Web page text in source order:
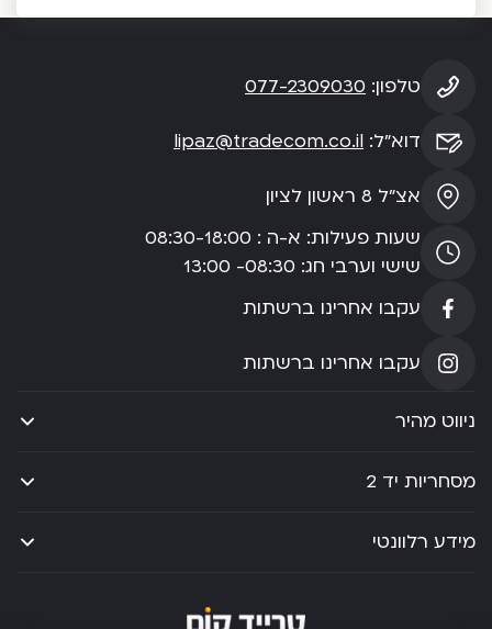
טלפון: 077-2309030
דוא”ל: lipaz@tradecom.co.il
אצ”ל 8 ראשון לציון
שעות פעילות: א-ה : 08:30-18:00
שישי וערבי חג: 08:30- 13:00
עקבו אחרינו ברשתות
עקבו אחרינו ברשתות
ניווט מהיר
מסחריות יד 2
מידע רלוונטי